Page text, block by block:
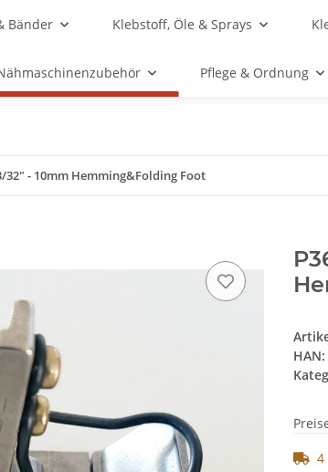
Bänder Klebstoff, Öle & Sprays
Pflege & Ordnung
32" - 10mm Hemming&Folding Foot
HAN:
4